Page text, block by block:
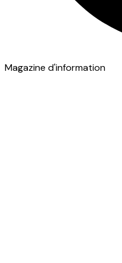
Magazine d'information